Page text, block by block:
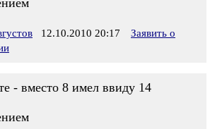
12.10.2010 20:17
Заявить о
- вместо 8 имел ввиду 14